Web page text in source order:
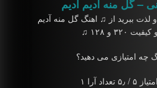
– گل منه آدیم آدیم
و لذت ببرید از ♫ اهنگ گل منه آدیم
۳۲۰ و ۱۲۸ ♫
چه امتیازی می دهید؟
آرا ۱